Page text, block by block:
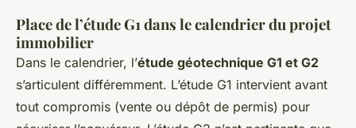
Place de l’étude G1 dans le calendrier du projet
immobilier
Dans le calendrier, l’étude géotechnique G1 et G2
s’articulent différemment. L’étude G1 intervient avant
tout compromis (vente ou dépôt de permis) pour